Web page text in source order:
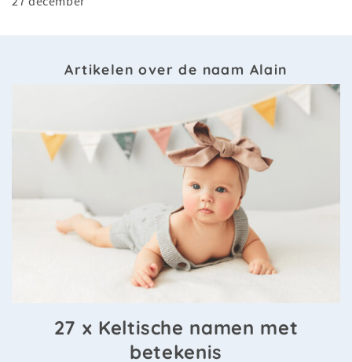
Artikelen over de naam Alain
27 x Keltische namen met
betekenis